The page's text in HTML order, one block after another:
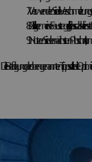
Verwenden Sie die
Als allgemeine Faustregel gilt, dass das
Nutzen Sie den nächsten Abschnitt, um
Die Befolgung der oben genannten Tipps sollte die